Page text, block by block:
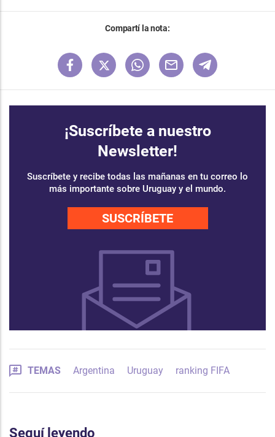
Compartí la nota:
¡Suscríbete a nuestro
Newsletter!
Suscríbete y recibe todas las mañanas en tu correo lo
más importante sobre Uruguay y el mundo.
SUSCRÍBETE
TEMAS Argentina Uruguay ranking FIFA
Seguí leyendo